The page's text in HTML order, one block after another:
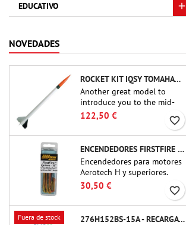
EDUCATIVO
NOVEDADES
ROCKET KIT IQSY TOMAHAWK - AEROTECH
Another great model to
introduce you to the mid-
power.A scale replica of a
famous sounding rocket,
small in size and peefect to
move to higher-level kits.
122,50 € favorite_border
ENCENDEDORES FIRSTFIRE 36" - AEROTECH
Encendedores para motores
Aerotech H y superiores.
Encendido fiable de motores
de hasta 91 cm de longitud.
30,50 € favorite_border
Fuera de stock
276H152BS-15A - RECARGA DE 38 MM CTI